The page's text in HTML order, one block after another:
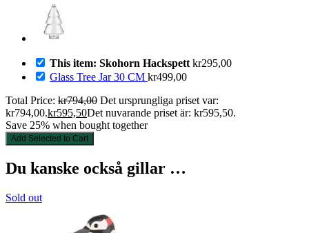
This item: Skohorn Hackspett kr295,00
Glass Tree Jar 30 CM kr499,00
Total Price: kr794,00 Det ursprungliga priset var:
kr794,00.kr595,50Det nuvarande priset är: kr595,50.
Save 25% when bought together
Add Selected to Cart
Du kanske också gillar …
Sold out